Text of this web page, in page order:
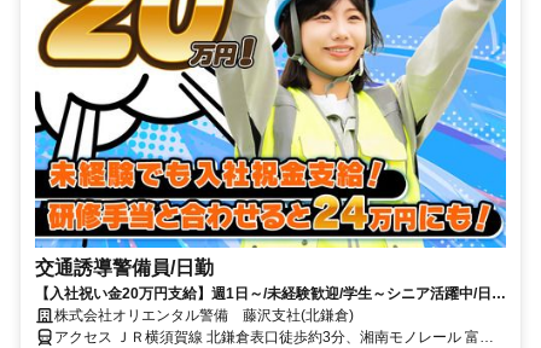
交通誘導警備員/日勤
【入社祝い金20万円支給】週1日～/未経験歓迎/学生～シニア活躍中/日払
い・週払いOK/履歴書不要！
株式会社オリエンタル警備 藤沢支社(北鎌倉)
アクセス ＪＲ横須賀線 北鎌倉表口徒歩約3分、湘南モノレール 富士